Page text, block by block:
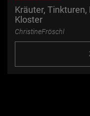
Kräuter,
Kloster
ChristineFröschl